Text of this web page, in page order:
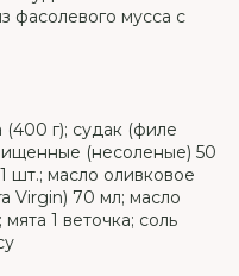
фасолевого мусса с
(400 г); судак (филе
(несоленые) 50
шт.; масло оливковое
Virgin) 70 мл; масло
1 веточка; соль